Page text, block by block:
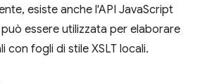
esiste anche l'API JavaScript
essere utilizzata per elaborare
con fogli di stile XSLT locali.